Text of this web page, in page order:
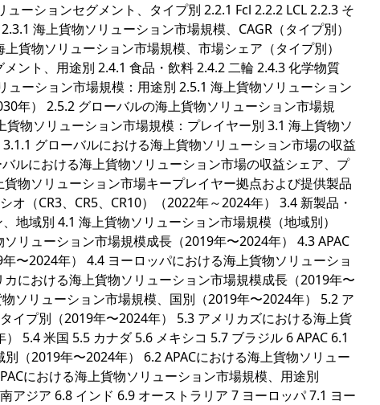
ーションセグメント、タイプ別 2.2.1 Fcl 2.2.2 LCL 2.2.3 そ
海上貨物ソリューション市場規模、CAGR（タイプ別）
貨物ソリューション市場規模、市場シェア（タイプ別）
ント、用途別 2.4.1 食品・飲料 2.4.2 二輪 2.4.3 化学物質
ーション市場規模：用途別 2.5.1 海上貨物ソリューション
年） 2.5.2 グローバルの海上貨物ソリューション市場規
物ソリューション市場規模：プレイヤー別 3.1 海上貨物ソ
グローバルにおける海上貨物ソリューション市場の収益
ルにおける海上貨物ソリューション市場の収益シェア、プ
物ソリューション市場キープレイヤー拠点および提供製品
（CR3、CR5、CR10）（2022年～2024年） 3.4 新製品・
地域別 4.1 海上貨物ソリューション市場規模（地域別）
リューション市場規模成長（2019年〜2024年） 4.3 APAC
〜2024年） 4.4 ヨーロッパにおける海上貨物ソリューショ
における海上貨物ソリューション市場規模成長（2019年〜
ソリューション市場規模、国別（2019年〜2024年） 5.2 ア
イプ別（2019年〜2024年） 5.3 アメリカズにおける海上貨
5.4 米国 5.5 カナダ 5.6 メキシコ 5.7 ブラジル 6 APAC 6.1
（2019年〜2024年） 6.2 APACにおける海上貨物ソリュー
における海上貨物ソリューション市場規模、用途別
アジア 6.8 インド 6.9 オーストラリア 7 ヨーロッパ 7.1 ヨー